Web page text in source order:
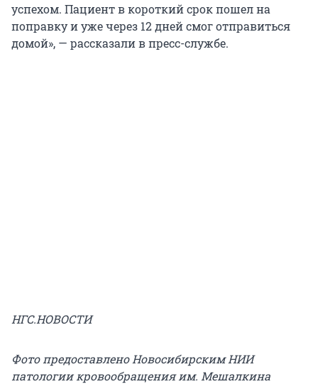
успехом. Пациент в короткий срок пошел на
поправку и уже через 12 дней смог отправиться
домой», — рассказали в пресс-службе.
НГС.НОВОСТИ
Фото предоставлено Новосибирским НИИ
патологии кровообращения им. Мешалкина